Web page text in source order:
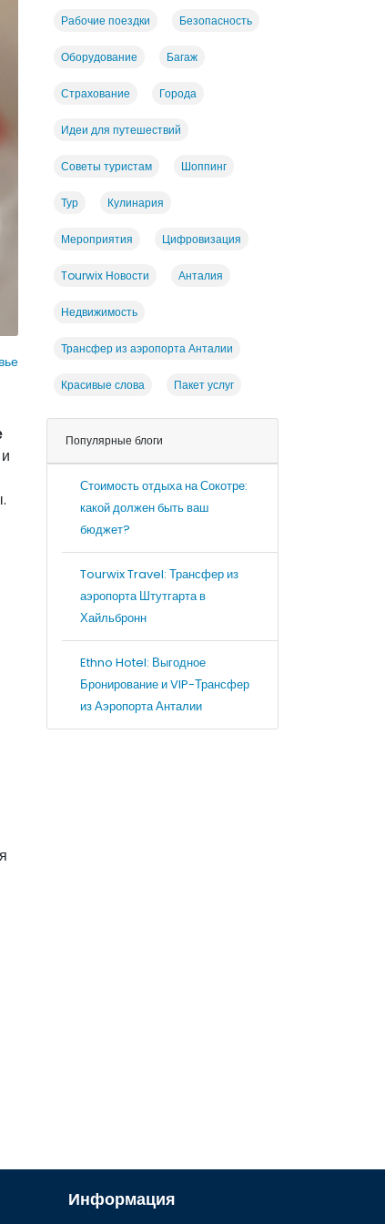
Рабочие поездки Безопасность
Оборудование Багаж
Страхование Города
Идеи для путешествий
Советы туристам Шоппинг
Тур Кулинария
Мероприятия Цифровизация
Tourwix Новости Анталия
Недвижимость
Трансфер из аэропорта Анталии
Красивые слова Пакет услуг
Популярные блоги
Стоимость отдыха на Сокотре:
какой должен быть ваш
бюджет?
Tourwix Travel: Трансфер из
аэропорта Штутгарта в
Хайльбронн
Ethno Hotel: Выгодное
Бронирование и VIP-Трансфер
из Аэропорта Анталии
Информация